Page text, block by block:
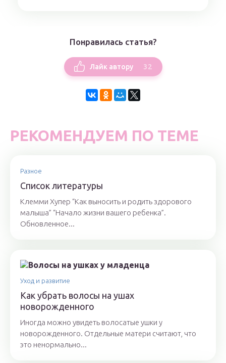
Понравилась статья?
Лайк автору 32
РЕКОМЕНДУЕМ ПО ТЕМЕ
Разное
Список литературы
Клемми Хупер “Как выносить и родить здорового
малыша” “Начало жизни вашего ребенка”.
Обновленное...
Уход и развитие
Как убрать волосы на ушах
новорожденного
Иногда можно увидеть волосатые ушки у
новорожденного. Отдельные матери считают, что
это ненормально...